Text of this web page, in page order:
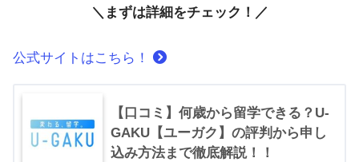
＼まずは詳細をチェック！／
公式サイトはこちら！
【口コミ】何歳から留学できる？U-
GAKU【ユーガク】の評判から申し
込み方法まで徹底解説！！